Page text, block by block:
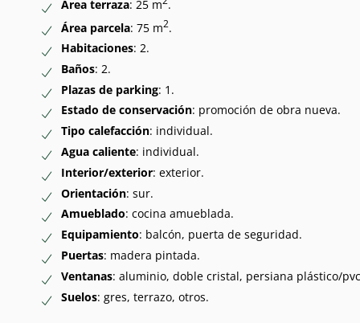
Área terraza: 25 m .
Área parcela: 75 m2.
Habitaciones: 2.
Baños: 2.
Plazas de parking: 1.
Estado de conservación: promoción de obra nueva.
Tipo calefacción: individual.
Agua caliente: individual.
Interior/exterior: exterior.
Orientación: sur.
Amueblado: cocina amueblada.
Equipamiento: balcón, puerta de seguridad.
Puertas: madera pintada.
Ventanas: aluminio, doble cristal, persiana plástico/
Suelos: gres, terrazo, otros.